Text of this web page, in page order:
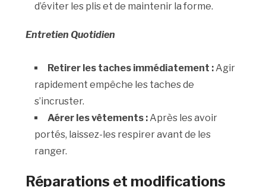
d’éviter les plis et de maintenir la forme.
Entretien Quotidien
Retirer les taches immédiatement :Agir
rapidement empêche les taches de
s’incruster.
Aérer les vêtements :Après les avoir
portés, laissez-les respirer avant de les
ranger.
Réparations et modifications